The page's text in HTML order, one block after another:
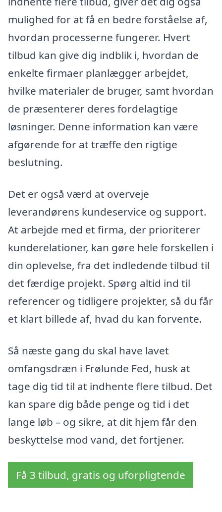
mulighed for at få en bedre forståelse af,
hvordan processerne fungerer. Hvert
tilbud kan give dig indblik i, hvordan de
enkelte firmaer planlægger arbejdet,
hvilke materialer de bruger, samt hvordan
de præsenterer deres fordelagtige
løsninger. Denne information kan være
afgørende for at træffe den rigtige
beslutning.
Det er også værd at overveje
leverandørens kundeservice og support.
At arbejde med et firma, der prioriterer
kunderelationer, kan gøre hele forskellen i
din oplevelse, fra det indledende tilbud til
det færdige projekt. Spørg altid ind til
referencer og tidligere projekter, så du får
et klart billede af, hvad du kan forvente.
Så næste gang du skal have lavet
omfangsdræn i Frølunde Fed, husk at
tage dig tid til at indhente flere tilbud. Det
kan spare dig både penge og tid i det
lange løb – og sikre, at dit hjem får den
beskyttelse mod vand, det fortjener.
Få 3 tilbud, gratis og uforpligtende